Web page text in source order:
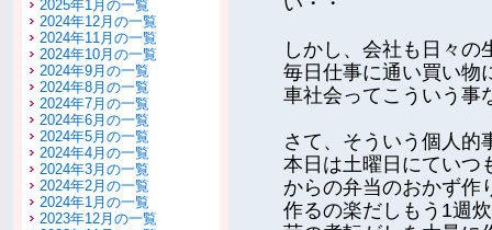
2025年1月の一覧
2024年12月の一覧
2024年11月の一覧
2024年10月の一覧
2024年9月の一覧
2024年8月の一覧
2024年7月の一覧
2024年6月の一覧
2024年5月の一覧
2024年4月の一覧
2024年3月の一覧
2024年2月の一覧
2024年1月の一覧
2023年12月の一覧
しかし、会社も日々の
毎日仕事に通い買い物
車社会ってこういう事
さて、そういう個人的
本日は土曜日にていつ
からの弁当のおかず作
作るの楽だしもう1週